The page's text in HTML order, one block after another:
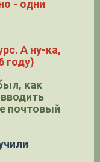
- одни
А ну-ка,
году)
как
почтовый